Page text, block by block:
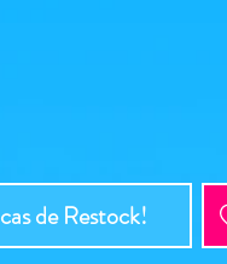
de Restock!